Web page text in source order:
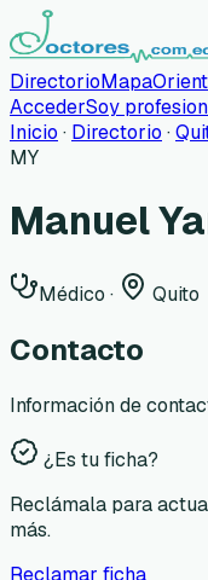
DirectorioMapa
AccederSoy
Inicio · Directorio ·
MY
Manuel
Médico · Quito
Contacto
Información de
¿Es tu ficha?
Reclámala para
más.
Reclamar ficha